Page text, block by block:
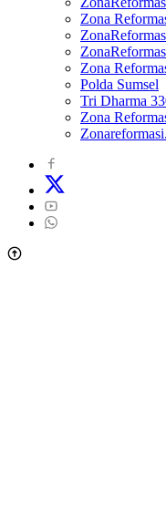
Zona
Zona
Polda Sumsel
Tri Dharma
Zona